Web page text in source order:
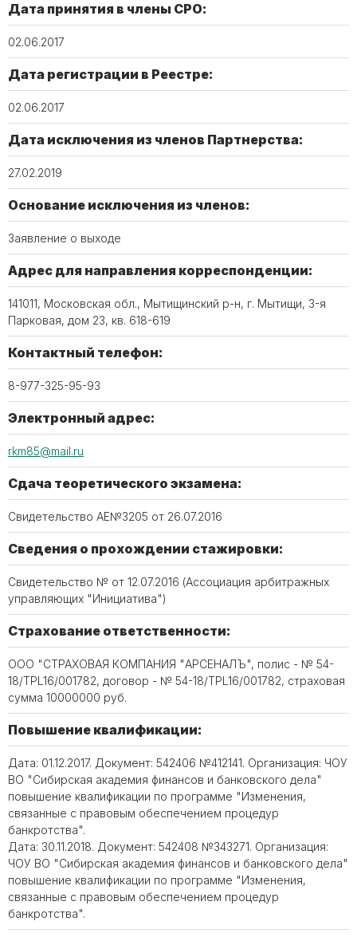
Дата принятия в члены СРО:
02.06.2017
Дата регистрации в Реестре:
02.06.2017
Дата исключения из членов Партнерства:
27.02.2019
Основание исключения из членов:
Заявление о выходе
Адрес для направления корреспонденции:
141011, Московская обл., Мытищинский р-н, г. Мытищи, 3-я
Парковая, дом 23, кв. 618-619
Контактный телефон:
8-977-325-95-93
Электронный адрес:
rkm85@mail.ru
Сдача теоретического экзамена:
Свидетельство АЕ№3205 от 26.07.2016
Сведения о прохождении стажировки:
Свидетельство № от 12.07.2016 (Ассоциация арбитражных
управляющих "Инициатива")
Страхование ответственности:
ООО "СТРАХОВАЯ КОМПАНИЯ "АРСЕНАЛЪ", полис - № 54-
18/TPL16/001782, договор - № 54-18/TPL16/001782, страховая
сумма 10000000 руб.
Повышение квалификации:
Дата: 01.12.2017. Документ: 542406 №412141. Организация: ЧОУ
ВО "Сибирская академия финансов и банковского дела"
повышение квалификации по программе "Изменения,
связанные с правовым обеспечением процедур
банкротства".
Дата: 30.11.2018. Документ: 542408 №343271. Организация:
ЧОУ ВО "Сибирская академия финансов и банковского дела"
повышение квалификации по программе "Изменения,
связанные с правовым обеспечением процедур
банкротства".